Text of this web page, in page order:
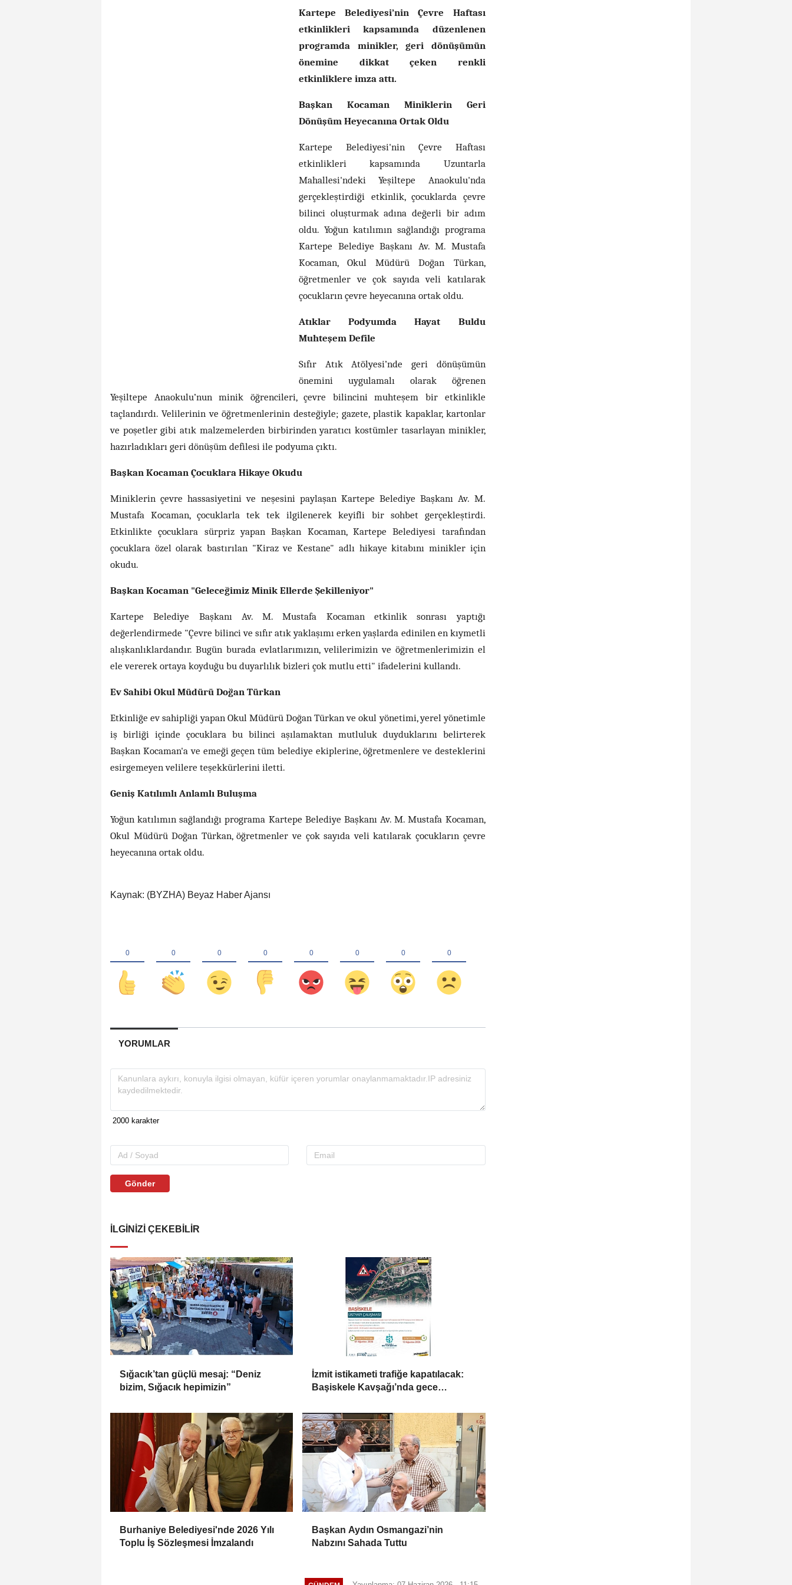
Kartepe Belediyesi’nin Çevre Haftası
etkinlikleri kapsamında düzenlenen
programda minikler, geri dönüşümün
önemine dikkat çeken renkli
etkinliklere imza attı.
Başkan Kocaman Miniklerin Geri
Dönüşüm Heyecanına Ortak Oldu
Kartepe Belediyesi'nin Çevre Haftası
etkinlikleri kapsamında Uzuntarla
Mahallesi'ndeki Yeşiltepe Anaokulu'nda
gerçekleştirdiği etkinlik, çocuklarda çevre
bilinci oluşturmak adına değerli bir adım
oldu. Yoğun katılımın sağlandığı programa
Kartepe Belediye Başkanı Av. M. Mustafa
Kocaman, Okul Müdürü Doğan Türkan,
öğretmenler ve çok sayıda veli katılarak
çocukların çevre heyecanına ortak oldu.
Atıklar Podyumda Hayat Buldu
Muhteşem Defile
Sıfır Atık Atölyesi’nde geri dönüşümün
önemini uygulamalı olarak öğrenen
Yeşiltepe Anaokulu’nun minik öğrencileri, çevre bilincini muhteşem bir etkinlikle
taçlandırdı. Velilerinin ve öğretmenlerinin desteğiyle; gazete, plastik kapaklar, kartonlar
ve poşetler gibi atık malzemelerden birbirinden yaratıcı kostümler tasarlayan minikler,
hazırladıkları geri dönüşüm defilesi ile podyuma çıktı.
Başkan Kocaman Çocuklara Hikaye Okudu
Miniklerin çevre hassasiyetini ve neşesini paylaşan Kartepe Belediye Başkanı Av. M.
Mustafa Kocaman, çocuklarla tek tek ilgilenerek keyifli bir sohbet gerçekleştirdi.
Etkinlikte çocuklara sürpriz yapan Başkan Kocaman, Kartepe Belediyesi tarafından
çocuklara özel olarak bastırılan "Kiraz ve Kestane" adlı hikaye kitabını minikler için
okudu.
Başkan Kocaman "Geleceğimiz Minik Ellerde Şekilleniyor"
Kartepe Belediye Başkanı Av. M. Mustafa Kocaman etkinlik sonrası yaptığı
değerlendirmede "Çevre bilinci ve sıfır atık yaklaşımı erken yaşlarda edinilen en kıymetli
alışkanlıklardandır. Bugün burada evlatlarımızın, velilerimizin ve öğretmenlerimizin el
ele vererek ortaya koyduğu bu duyarlılık bizleri çok mutlu etti" ifadelerini kullandı.
Ev Sahibi Okul Müdürü Doğan Türkan
Etkinliğe ev sahipliği yapan Okul Müdürü Doğan Türkan ve okul yönetimi, yerel yönetimle
iş birliği içinde çocuklara bu bilinci aşılamaktan mutluluk duyduklarını belirterek
Başkan Kocaman'a ve emeği geçen tüm belediye ekiplerine, öğretmenlere ve desteklerini
esirgemeyen velilere teşekkürlerini iletti.
Geniş Katılımlı Anlamlı Buluşma
Yoğun katılımın sağlandığı programa Kartepe Belediye Başkanı Av. M. Mustafa Kocaman,
Okul Müdürü Doğan Türkan, öğretmenler ve çok sayıda veli katılarak çocukların çevre
heyecanına ortak oldu.
Kaynak: (BYZHA) Beyaz Haber Ajansı
YORUMLAR
Gönder
İLGINIZI ÇEKEBILIR
Sığacık’tan güçlü mesaj: “Deniz
bizim, Sığacık hepimizin”
İzmit istikameti trafiğe kapatılacak:
Başiskele Kavşağı’nda gece
Burhaniye Belediyesi'nde 2026 Yılı
Toplu İş Sözleşmesi İmzalandı
Başkan Aydın Osmangazi’nin
Nabzını Sahada Tuttu